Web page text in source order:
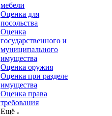
мебели
Оценка для
посольства
Оценка
государственного и
муниципального
имущества
Оценка оружия
Оценка при разделе
имущества
Оценка права
требования
Ещё